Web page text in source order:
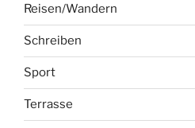
Reisen/Wandern
Schreiben
Sport
Terrasse